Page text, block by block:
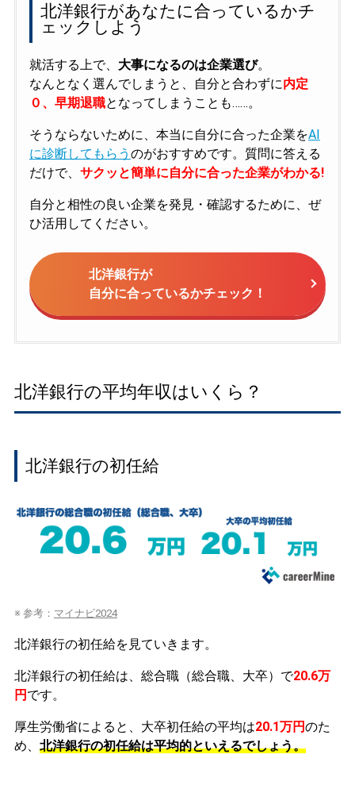
北洋銀行があなたに合っているかチ
ェックしよう
就活する上で、 大事になるのは企業選び。
なんとなく選んでしまうと、自分と合わずに内定
０、早期退職となってしまうことも……。
そうならないために、本当に自分に合った企業をAI
に診断してもらう のがおすすめです。質問に答える
だけで、 サクッと簡単に自分に合った企業がわかる!
自分と相性の良い企業を発見・確認するために、ぜ
ひ活用してください。
北洋銀行が
自分に合っているかチェック！
北洋銀行の平均年収はいくら？
北洋銀行の初任給
※ 参考： マイナビ2024
北洋銀行の初任給を見ていきます。
北洋銀行の初任給は、総合職（総合職、大卒）で20.6万
円 です。
厚生労働省によると、大卒初任給の平均は20.1万円のた
め、 北洋銀行の初任給は平均的といえるでしょう。